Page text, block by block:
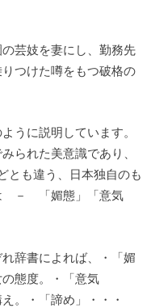
芸妓を妻にし、勤務先
つけた噂をもつ破格の
うに説明しています。
られた美意識であり、
とも違う、日本独自のも
－ 「媚態」「意気
辞書によれば、・「媚
態度。・「意気
。・「諦め」・・・